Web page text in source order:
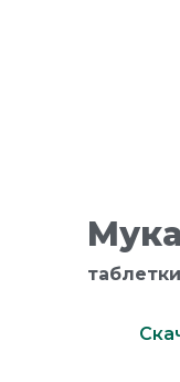
таблетки